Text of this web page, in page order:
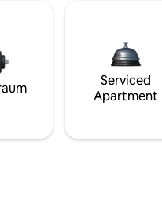
Serviced
Apartment